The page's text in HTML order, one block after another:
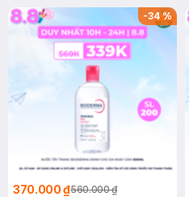
(SL có hạn)
-34%
370.000 ₫560.000 ₫